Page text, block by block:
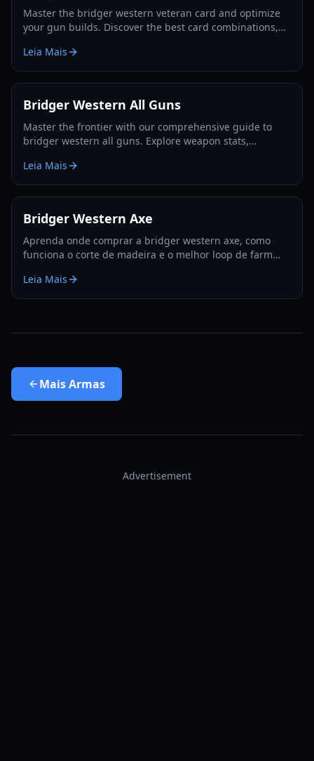
Master the bridger western veteran card and optimize
your gun builds. Discover the best card combinations,
Leia Mais
Bridger Western All Guns
Master the frontier with our comprehensive guide to
bridger western all guns. Explore weapon stats,
Leia Mais
Bridger Western Axe
Aprenda onde comprar a bridger western axe, como
funciona o corte de madeira e o melhor loop de farm
Leia Mais
MaisArmas
Advertisement